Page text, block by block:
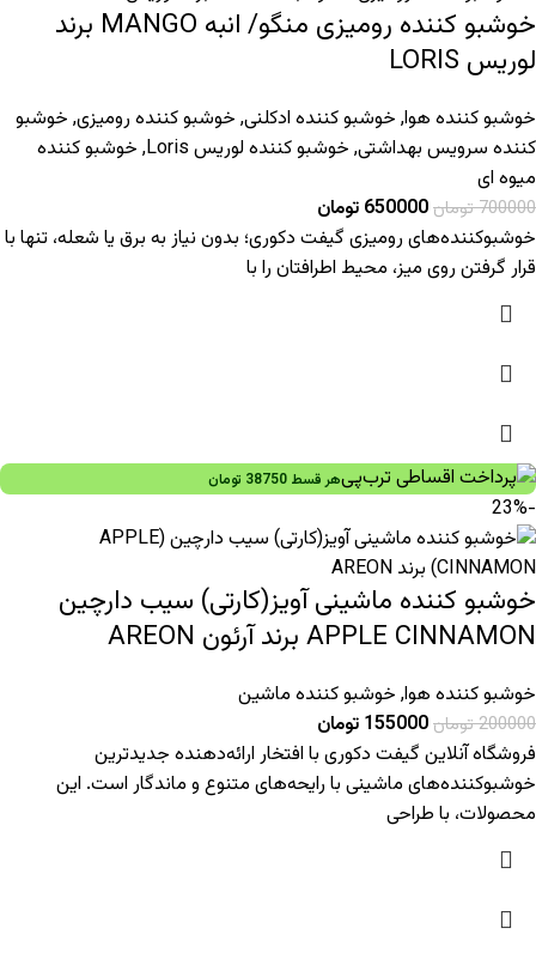
خوشبو کننده رومیزی منگو/ انبه MANGO برند
لوریس LORIS
خوشبو کننده هوا, خوشبو کننده ادکلنی, خوشبو کننده رومیزی, خوشبو
کننده سرویس بهداشتی, خوشبو کننده لوریس Loris , خوشبو کننده
میوه ای
700000تومان650000 تومان
خوشبوکننده‌های رومیزی گیفت دکوری؛ بدون نیاز به برق یا شعله، تنها با
قرار گرفتن روی میز، محیط اطرافتان را با
هر قسط 38750 تومان
-23%
خوشبو کننده ماشینی آویز(کارتی) سیب دارچین
APPLE CINNAMON برند آرئون AREON
خوشبو کننده هوا, خوشبو کننده ماشین
200000تومان155000 تومان
فروشگاه آنلاین گیفت دکوری با افتخار ارائه‌دهنده جدیدترین
خوشبوکننده‌های ماشینی با رایحه‌های متنوع و ماندگار است. این
محصولات، با طراحی